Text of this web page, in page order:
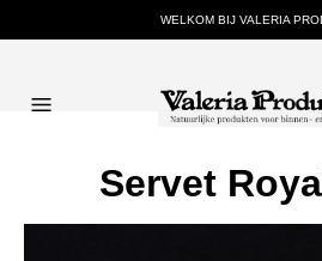
WELKOM BIJ VALERIA
Servet